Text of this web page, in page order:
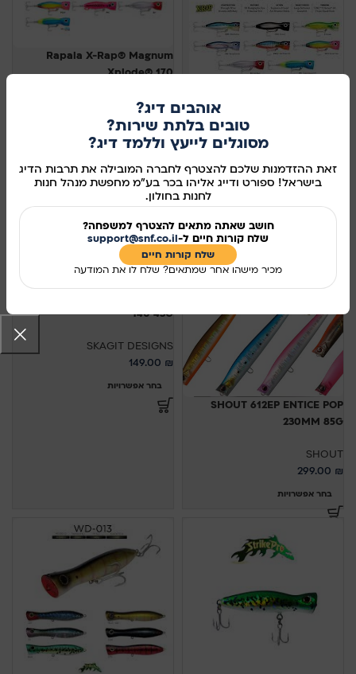
אוהבים דיג?
טובים בלתת שירות?
מסוגלים לייעץ וללמד דיג?
זאת ההזדמנות שלכם להצטרף לחברה המובילה את תרבות הדיג
בישראל! ספורט ודייג אליהו בכר בע"מ מחפשת מנהל חנות
לחנות בחולון.
חושב שאתה מתאים להצטרף למשפחה?
שלח קורות חיים ל-support@snf.co.il
שלח קורות חיים​
מכיר מישהו אחר שמתאים? שלח לו את המודעה
190.00₪
בחר אפשרויות
Rapala X-Rap® Magnum
Xplode® 170
RAPALA
179.00₪
בחר אפשרויות
SHOUT 612EP ENTICE POP
230MM 85G
SHOUT
299.00 ₪
בחר אפשרויות
140 43G
SKAGIT DESIGNS
149.00 ₪
בחר אפשרויות